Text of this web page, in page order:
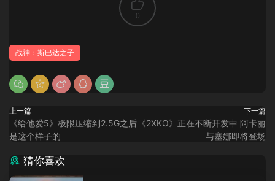
0
战神：斯巴达之子
上一篇
《给他爱5》极限压缩到2.5G之后
是这个样子的
下一篇
《2XKO》正在不断开发中 阿卡丽
与塞娜即将登场
猜你喜欢